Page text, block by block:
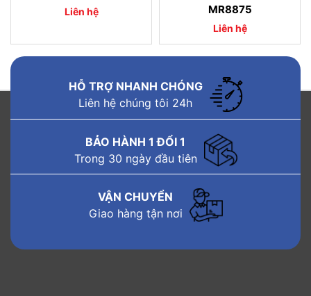
Liên hệ
MR8875
Liên hệ
HỖ TRỢ NHANH CHÓNG
Liên hệ chúng tôi 24h
BẢO HÀNH 1 ĐỔI 1
Trong 30 ngày đầu tiên
VẬN CHUYỂN
Giao hàng tận nơi